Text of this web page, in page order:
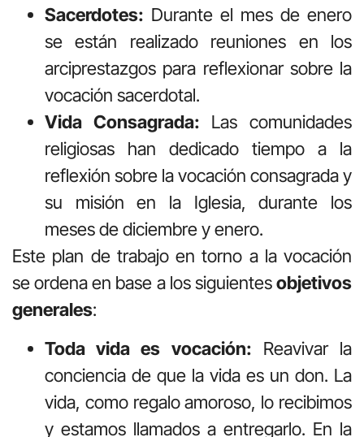
Sacerdotes: Durante el mes de enero
se están realizado reuniones en los
arciprestazgos para reflexionar sobre la
vocación sacerdotal.
Vida Consagrada: Las comunidades
religiosas han dedicado tiempo a la
reflexión sobre la vocación consagrada y
su misión en la Iglesia, durante los
meses de diciembre y enero.
Este plan de trabajo en torno a la vocación
se ordena en base a los siguientesobjetivos
generales:
Toda vida es vocación: Reavivar la
conciencia de que la vida es un don. La
vida, como regalo amoroso, lo recibimos
y estamos llamados a entregarlo. En la